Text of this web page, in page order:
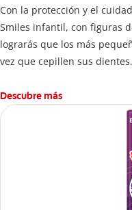
Con la protección y el
Smiles infantil, con figuras
lograrás que los más
vez que cepillen sus dientes.
Descubre más